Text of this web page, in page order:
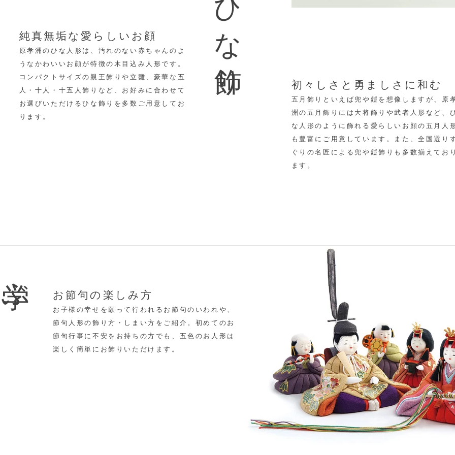
ひな飾り
純真無垢な愛らしいお顔
原孝洲のひな人形は、汚れのない赤ちゃんのよ
うなかわいいお顔が特徴の木目込み人形です。
コンパクトサイズの親王飾りや立雛、豪華な五
人・十人・十五人飾りなど、 お好みに合わせて
お選びいただけるひな飾りを多数ご用意してお
ります。
初々しさと勇ましさに和む
五月飾りといえば兜や鎧を想像しますが、原
洲の五月飾りには大将飾りや武者人形など、
な人形のように飾れる愛らしいお顔の五月人
も豊富にご用意しています。
また、全国選り
ぐりの名匠による兜や鎧飾りも多数揃えており
ます。
学ぶ お節句の楽しみ方
お子様の幸せを願って行われるお節句のいわれや、
節句人形の飾り方・しまい方をご紹介。初めてのお
節句行事に不安をお持ちの方でも、五色のお人形は
楽しく簡単にお飾りいただけます。